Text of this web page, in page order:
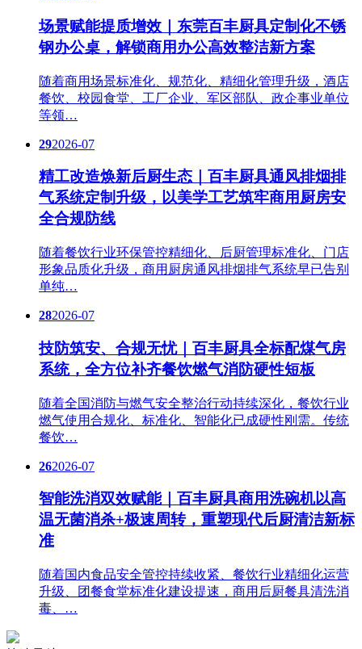
场景赋能提质增效｜东莞百丰厨具定制化不锈
钢办公桌，解锁商用办公高效整洁新方案
随着商用场景标准化、规范化、精细化管理升级，酒店
餐饮、校园食堂、工厂企业、军区部队、政企事业单位
等领…
292026-07
精工改造焕新后厨生态｜百丰厨具通风排烟排
气系统定制升级，以美学工艺筑牢商用厨房安
全合规防线
随着餐饮行业环保管控精细化、后厨管理标准化、门店
形象品质化升级，商用厨房通风排烟排气系统早已告别
单纯…
282026-07
技防筑安、合规无忧｜百丰厨具全标配煤气房
系统，全方位补齐餐饮燃气消防硬性短板
随着全国消防与燃气安全整治行动持续深化，餐饮行业
燃气使用合规化、标准化、智能化已成硬性刚需。传统
餐饮…
262026-07
智能洗消双效赋能｜百丰厨具商用洗碗机以高
温无菌消杀+极速周转，重塑现代后厨清洁新标
准
随着国内食品安全管控持续收紧、餐饮行业精细化运营
升级、团餐食堂标准化建设提速，商用后厨餐具清洗消
毒、…